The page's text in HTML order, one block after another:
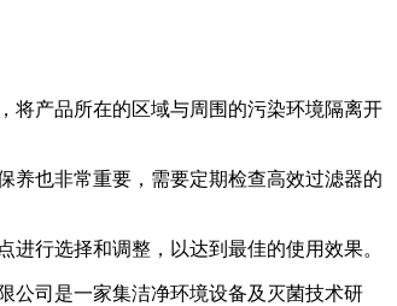
产品所在的区域与周围的污染环境隔离开
也非常重要，需要定期检查高效过滤器的
行选择和调整，以达到最佳的使用效果。
司是一家集洁净环境设备及灭菌技术研